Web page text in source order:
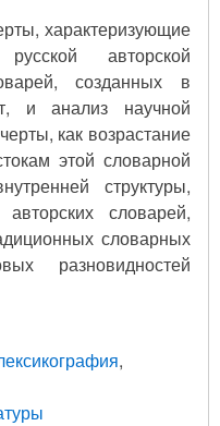
характеризующие
авторской
созданных в
и анализ научной
как возрастание
этой словарной
структуры,
словарей,
словарных
разновидностей